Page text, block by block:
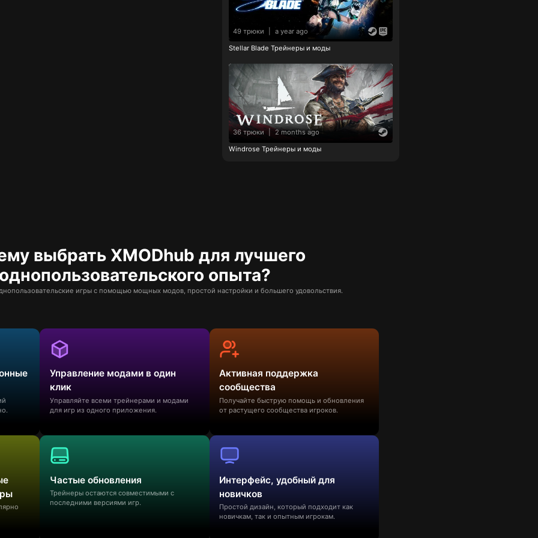
49 трюки a year ago
Stellar Blade Трейнеры и моды
36 трюки 2 months ago
Windrose Трейнеры и моды
выбрать XMODhub для лучшего
опыта?
игры с помощью мощных модов, простой настройки и большего удовольствия.
Управление модами в один
клик
Управляйте всеми трейнерами и модами
для игр из одного приложения.
Активная поддержка
сообщества
Получайте быструю помощь и обновления
от растущего сообщества игроков.
Частые обновления
Трейнеры остаются совместимыми с
последними версиями игр.
Интерфейс, удобный для
новичков
Простой дизайн, который подходит как
новичкам, так и опытным игрокам.